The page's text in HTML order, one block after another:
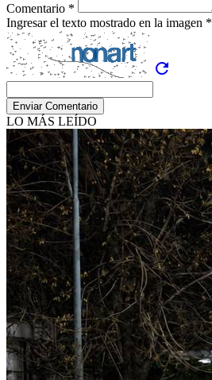
Comentario *
Ingresar el texto mostrado en la imagen *
refresh
Enviar Comentario
LO MÁS LEÍDO